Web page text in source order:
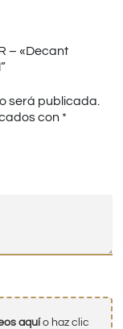
– «Decant
será publicada.
con *
aquío haz clic